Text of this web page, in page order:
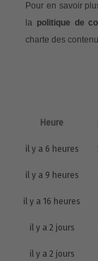
Pour en savoir
la politique de
charte des
Heure
il y a 6 heures
il y a 9 heures
il y a 16 heures
il y a 2 jours
il y a 2 jours